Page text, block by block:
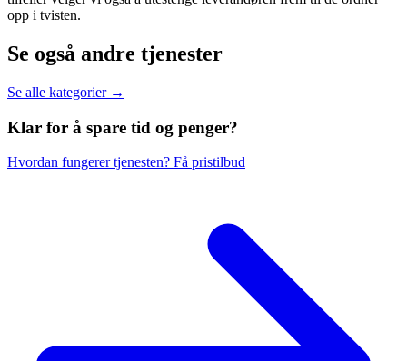
opp i tvisten.
Se også andre tjenester
Se alle kategorier →
Klar for å spare tid og penger?
Hvordan fungerer tjenesten? Få pristilbud